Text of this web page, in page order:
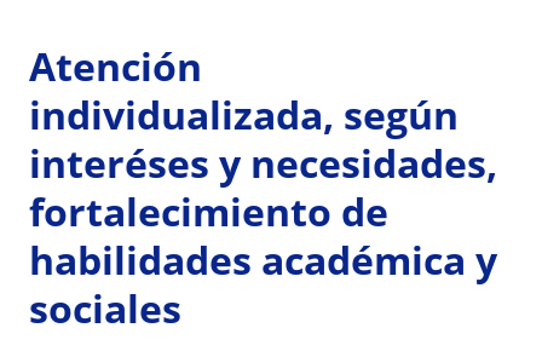
Atención
individualizada, según
interéses y necesidades,
fortalecimiento de
habilidades académica y
sociales